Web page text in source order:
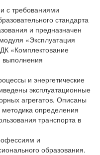
с требованиями
стандарта
и предназначен
«Эксплуатация
«Комплектование
выполнения
и энергетические
эксплуатационные
агрегатов. Описаны
определения
транспорта в
и
образования.